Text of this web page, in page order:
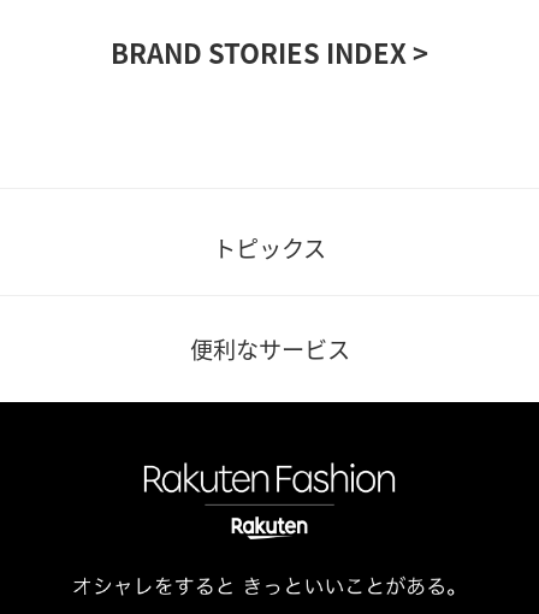
BRAND STORIES INDEX >
トピックス
便利なサービス